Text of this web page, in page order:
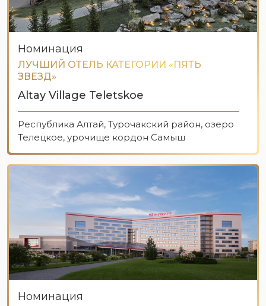
Номинация
ЛУЧШИЙ ОТЕЛЬ КАТЕГОРИИ «ПЯТЬ
ЗВЕЗД»
Altay Village Teletskoe
Республика Алтай, Турочакский район, озеро
Телецкое, урочище кордон Самыш
Номинация